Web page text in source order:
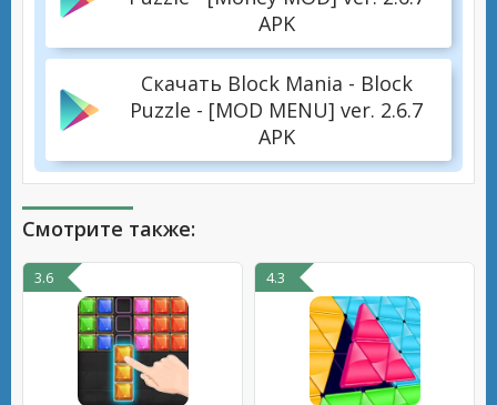
APK
Скачать Block Mania - Block
Puzzle - [MOD MENU] ver. 2.6.7
APK
Смотрите также:
3.6 4.3